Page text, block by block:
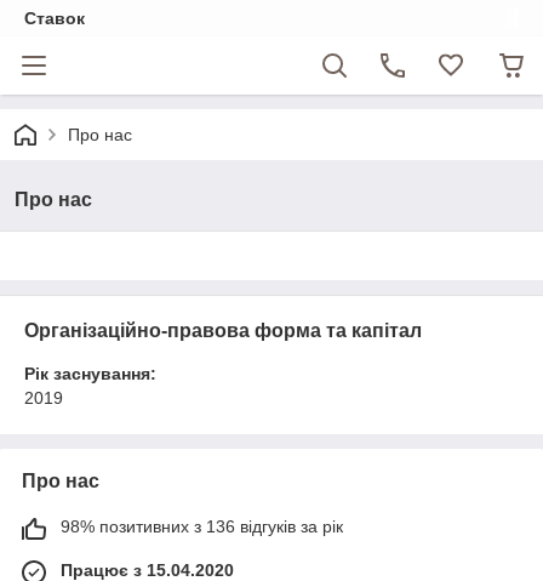
Ставок
Про нас
Про нас
Організаційно-правова форма та капітал
Рік заснування:
2019
Про нас
98% позитивних з 136 відгуків за рік
Працює з 15.04.2020